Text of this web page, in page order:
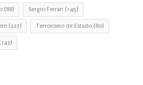
(88) Sergio Ferrari (145)
(227) Terrorismo de Estado (80)
(143)